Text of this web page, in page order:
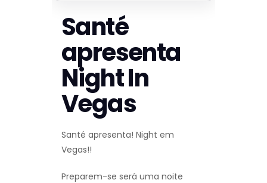
Santé
apresenta
Night In
Vegas
Santé apresenta! Night em
Vegas!!
Preparem-se será uma noite